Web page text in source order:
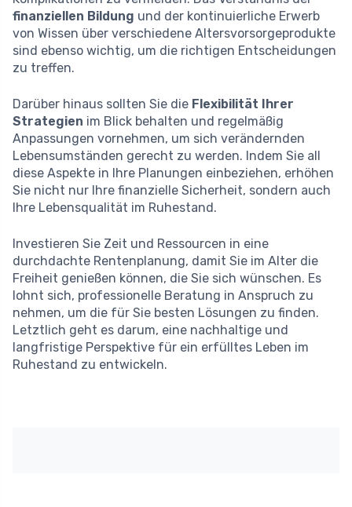
finanziellen Bildung und der kontinuierliche Erwerb
von Wissen über verschiedene Altersvorsorgeprodukte
sind ebenso wichtig, um die richtigen Entscheidungen
zu treffen.
Darüber hinaus sollten Sie die Flexibilität Ihrer
Strategien im Blick behalten und regelmäßig
Anpassungen vornehmen, um sich verändernden
Lebensumständen gerecht zu werden. Indem Sie all
diese Aspekte in Ihre Planungen einbeziehen, erhöhen
Sie nicht nur Ihre finanzielle Sicherheit, sondern auch
Ihre Lebensqualität im Ruhestand.
Investieren Sie Zeit und Ressourcen in eine
durchdachte Rentenplanung, damit Sie im Alter die
Freiheit genießen können, die Sie sich wünschen. Es
lohnt sich, professionelle Beratung in Anspruch zu
nehmen, um die für Sie besten Lösungen zu finden.
Letztlich geht es darum, eine nachhaltige und
langfristige Perspektive für ein erfülltes Leben im
Ruhestand zu entwickeln.